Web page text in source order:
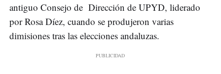
antiguo Consejo de Dirección de UPYD, liderado
por Rosa Díez, cuando se produjeron varias
dimisiones tras las elecciones andaluzas.